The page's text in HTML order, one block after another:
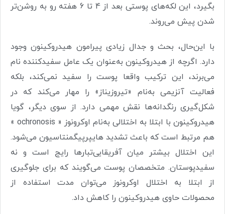
بگیرد، این لکه‌های پوستی بعد از 4 تا 6 هفته رو به روشن‌تر
شدن پیش می‌روند.
با این‌حال، بحث و جدال زیادی پیرامون هیدروکینون وجود
دارد. اگرچه از هیدروکینون به‌عنوان یک عامل سفیدکننده نام
می‌برند، این ترکیب واقعا پوست را سفید نمی‌کند، بلکه
فعالیت آنزیمی به‌نام «تیروزیناز» را مهار می‌کند که در
شکل‌گیری رنگدانه‌ها نقش مهمی دارد. از سوی دیگر، گویا
هیدروکینون با ابتلا به اختلالی به‌نام اوکرونوز «
ochronosis
»
هم مرتبط است که باعث تشدید‌ هایپرپیگمنتاسیون می‌شود.
این اختلال بیشتر میان آفریقایی‌تبارها رایج است و نه
سفیدپوستان. متخصصان پوست می‌گویند که برای جلوگیری
از ابتلا به اختلال اوکرونوز می‌توان مدت استفاده از
محصولات حاوی هیدروکینون را کاهش داد.